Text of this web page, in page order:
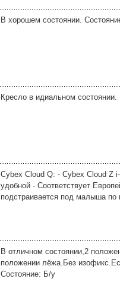
В хорошем состоянии.
Кресло в идиальном
Cybex Cloud Q: - Cybex Cloud Z
удобной - Соответствует
подстраивается под малыша по
В отличном состоянии,2
положении лёжа.Без
Состояние: Б/у